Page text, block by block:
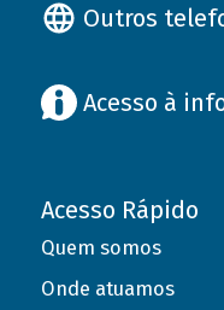
Outros
Acesso à
Acesso Rápido
Quem somos
Onde atuamos